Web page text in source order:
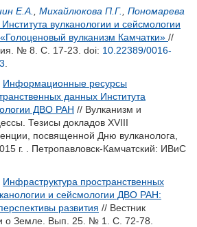
Е.А. Михайлюкова П.Г.
Пономарева
вулканологии и сейсмологии
вулканизм Камчатки» //
№ 8. С. 17-23. doi: 10.22389/0016-
Информационные ресурсы
данных Института
ДВО РАН // Вулканизм и
Тезисы докладов XVIII
посвященной Дню вулканолога,
г. . Петропавловск-Камчатский: ИВиС
Инфраструктура пространственных
и сейсмологии ДВО РАН:
развития // Вестник
о Земле. Вып. 25. № 1. С. 72-78.